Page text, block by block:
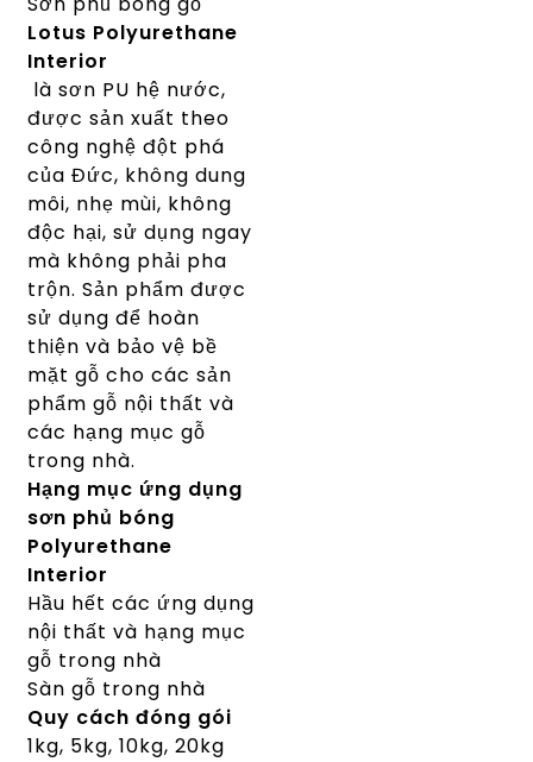
Lotus Polyurethane
Interior
là sơn PU hệ nước,
được sản xuất theo
công nghệ đột phá
của Đức, không dung
môi, nhẹ mùi, không
độc hại, sử dụng ngay
mà không phải pha
trộn. Sản phẩm được
sử dụng để hoàn
thiện và bảo vệ bề
mặt gỗ cho các sản
phẩm gỗ nội thất và
các hạng mục gỗ
trong nhà.
Hạng mục ứng dụng
sơn phủ bóng
Polyurethane
Interior
Hầu hết các ứng dụng
nội thất và hạng mục
gỗ trong nhà
Sàn gỗ trong nhà
Quy cách đóng gói
1kg, 5kg, 10kg, 20kg